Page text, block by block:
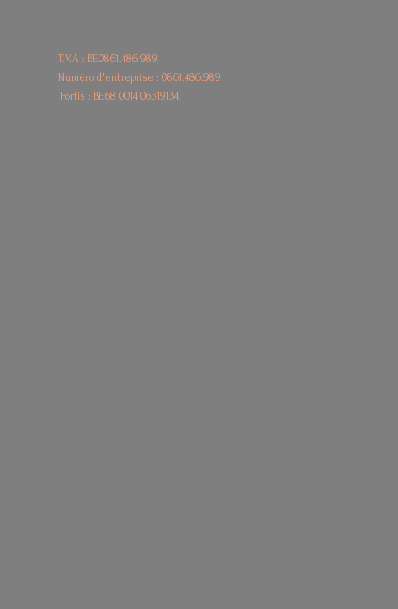
T.V.A : BE0861.486.989
Numéro d'entreprise : 0861.486.989
Fortis : BE680014 06319134.